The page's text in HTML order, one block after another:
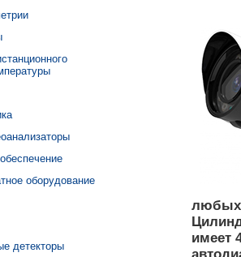
оборудование
детекторы
любых
имеет